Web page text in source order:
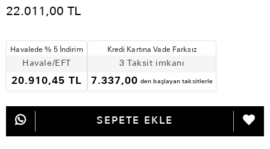
22.011,00 TL
Havalede % 5 İndirim
Havale/EFT
20.910,45 TL
Kredi Kartına Vade Farksız
3 Taksit imkanı
7.337,00 den başlayan taksitlerle